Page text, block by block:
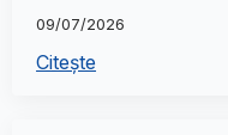
09/07/2026
Citește